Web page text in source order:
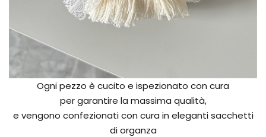
Ogni pezzo è cucito e ispezionato con cura
per garantire la massima qualità,
e vengono confezionati con cura in eleganti sacchetti
di organza